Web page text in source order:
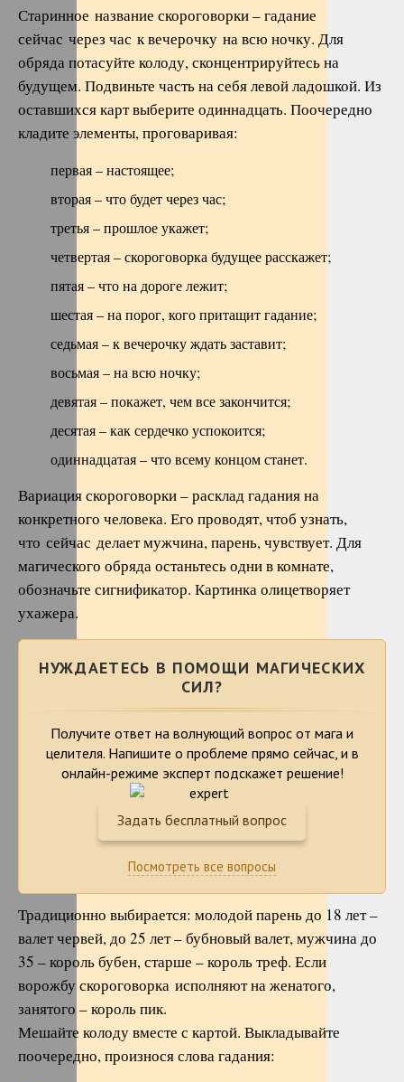
Старинное название скороговорки – гадание
сейчас через час к вечерочку на всю ночку. Для
обряда потасуйте колоду, сконцентрируйтесь на
будущем. Подвиньте часть на себя левой ладошкой. Из
оставшихся карт выберите одиннадцать. Поочередно
кладите элементы, проговаривая:
первая – настоящее;
вторая – что будет через час;
третья – прошлое укажет;
четвертая – скороговорка будущее расскажет;
пятая – что на дороге лежит;
шестая – на порог, кого притащит гадание;
седьмая – к вечерочку ждать заставит;
восьмая – на всю ночку;
девятая – покажет, чем все закончится;
десятая – как сердечко успокоится;
одиннадцатая – что всему концом станет.
Вариация скороговорки – расклад гадания на
конкретного человека. Его проводят, чтоб узнать,
что сейчас делает мужчина, парень, чувствует. Для
магического обряда останьтесь одни в комнате,
обозначьте сигнификатор. Картинка олицетворяет
ухажера.
НУЖДАЕТЕСЬ В ПОМОЩИ МАГИЧЕСКИХ
СИЛ?
Получите ответ на волнующий вопрос от мага и
целителя. Напишите о проблеме прямо сейчас, и в
онлайн-режиме эксперт подскажет решение!
Задать бесплатный вопрос
Посмотреть все вопросы
Традиционно выбирается: молодой парень до 18 лет –
валет червей, до 25 лет – бубновый валет, мужчина до
35 – король бубен, старше – король треф. Если
ворожбу скороговорка исполняют на женатого,
занятого – король пик.
Мешайте колоду вместе с картой. Выкладывайте
поочередно, произнося слова гадания: